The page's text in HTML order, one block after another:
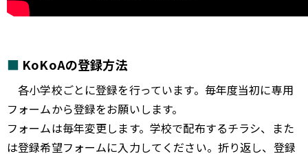
KoKoAの登録方法
各小学校ごとに登録を行っています。毎年度当初に専用
フォームから登録をお願いします。
フォームは毎年変更します。学校で配布するチラシ、また
は登録希望フォームに入力してください。折り返し、登録